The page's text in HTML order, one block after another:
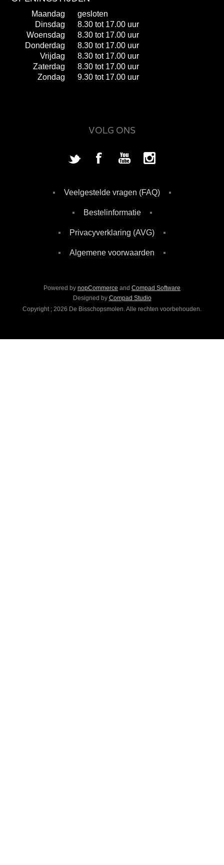
Maandag
gesloten
Dinsdag
8.30 tot 17.00 uur
Woensdag
8.30 tot 17.00 uur
Donderdag
8.30 tot 17.00 uur
Vrijdag
8.30 tot 17.00 uur
Zaterdag
8.30 tot 17.00 uur
Zondag
9.30 tot 17.00 uur
VOLG ONS
Veelgestelde vragen (FAQ)
Bestelinformatie
Privacyverklaring (AVG)
Algemene voorwaarden
Powered by nopCommerce and Compad Software
Designed by Compad Studio
Copyright ; 2026 De Bisschopsmolen. Alle rechten voorbehouden.